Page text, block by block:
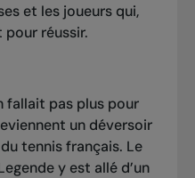
et les joueurs qui,
réussir.
fallait pas plus pour
un déversoir
tennis français. Le
y est allé d’un